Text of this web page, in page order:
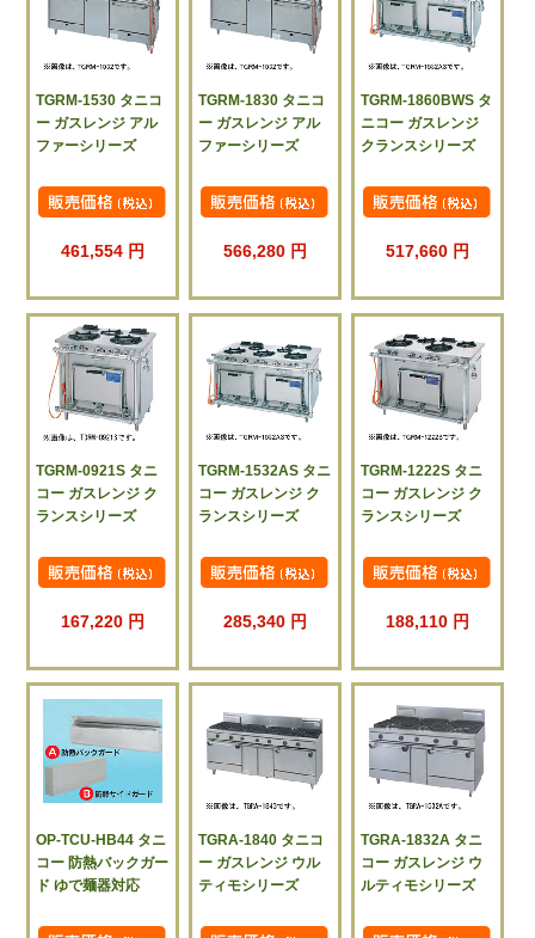
TGRM-1530 タニコ
ー ガスレンジ アル
ファーシリーズ
461,554 円
TGRM-1830 タニコ
ー ガスレンジ アル
ファーシリーズ
566,280 円
TGRM-1860BWS タ
ニコー ガスレンジ
クランスシリーズ
517,660 円
TGRM-0921S タニ
コー ガスレンジ ク
ランスシリーズ
167,220 円
TGRM-1532AS タニ
コー ガスレンジ ク
ランスシリーズ
285,340 円
TGRM-1222S タニ
コー ガスレンジ ク
ランスシリーズ
188,110 円
OP-TCU-HB44 タニ
コー 防熱バックガー
ド ゆで麺器対応
TGRA-1840 タニコ
ー ガスレンジ ウル
ティモシリーズ
TGRA-1832A タニ
コー ガスレンジ ウ
ルティモシリーズ